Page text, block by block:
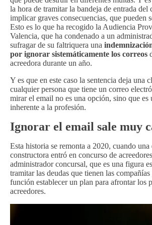
la hora de tramitar la bandeja de entrada del
implicar graves consecuencias, que pueden
Esto es lo que ha recogido la Audiencia
Valencia, que ha condenado a un
sufragar de su faltriquera una
por ignorar sistemáticamente los correos
acreedora durante un año.
Y es que en este caso la sentencia deja una
cualquier persona que tiene un correo
mirar el email no es una opción, sino que es
inherente a la profesión.
Ignorar el email sale muy
Esta historia se remonta a 2020, cuando una
constructora entró en concurso de
administrador concursal, que es una figura
tramitar las deudas que tienen las
función establecer un plan para afrontar los
acreedores.